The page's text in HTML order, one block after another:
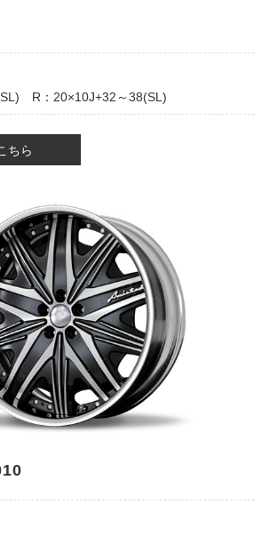
R：20×10J+32～38(SL)
ちら